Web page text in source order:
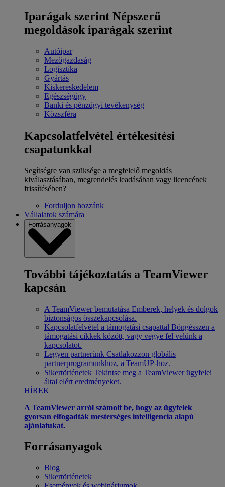
Iparágak szerint Népszerű
megoldások iparágak szerint
Autóipar
Mezőgazdaság
Logisztika
Gyártás
Kiskereskedelem
Egészségügy
Banki és pénzügyi tevékenység
Közszféra
Kapcsolatfelvétel értékesítési
csapatunkkal
Segítségre van szüksége a megfelelő megoldás
kiválasztásában, megrendelés leadásában vagy licencének
frissítésében?
Forduljon hozzánk
Vállalatok számára
Forrásanyagok
További tájékoztatás a TeamViewer
kapcsán
A TeamViewer bemutatása Emberek, helyek és dolgok
biztonságos összekapcsolása.
Kapcsolatfelvétel a támogatási csapattal Böngésszen a
támogatási cikkek között, vagy vegye fel velünk a
kapcsolatot.
Legyen partnerünk Csatlakozzon globális
partnerprogramunkhoz, a TeamUP-hoz.
Sikertörténetek Tekintse meg a TeamViewer ügyfelei
által elért eredményeket.
HÍREK
A TeamViewer arról számolt be, hogy az ügyfelek
gyorsan elfogadták mesterséges intelligencia alapú
ajánlatukat.
Forrásanyagok
Blog
Sikertörténetek